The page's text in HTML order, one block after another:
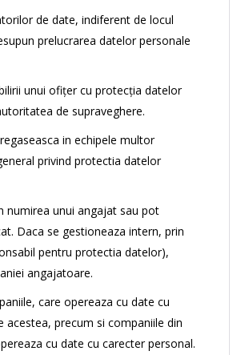
de date, indiferent de locul
prelucrarea datelor personale
unui ofițer cu protecția datelor
de supraveghere.
in echipele multor
privind protectia datelor
numirea unui angajat sau pot
Daca se gestioneaza intern, prin
pentru protectia datelor),
angajatoare.
care opereaza cu date cu
precum si companiile din
cu date cu carecter personal.